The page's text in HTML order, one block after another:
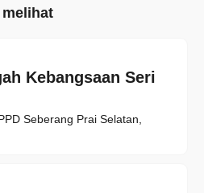
Kebangsaan Seri
Seberang Prai Selatan,